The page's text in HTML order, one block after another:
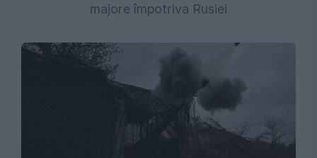
majore împotriva Rusiei